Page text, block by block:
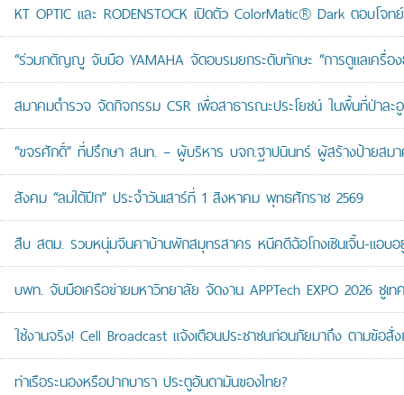
KT OPTIC และ RODENSTOCK เปิดตัว ColorMatic® Dark ตอบโจ
“ร่วมกตัญญู จับมือ YAMAHA จัดอบรมยกระดับทักษะ “การดูแลเครื่อ
สมาคมตำรวจ จัดกิจกรรม CSR เพื่อสาธารณะประโยชน์ ในพื้นที่ป่าละอู
“ขจรศักดิ์” ที่ปรึกษา สนท. – ผู้บริหาร บจก.ฐาปนินทร์ ผู้สร้างป้ายสม
สังคม “ลมใต้ปีก” ประจำวันเสาร์ที่ 1 สิงหาคม พุทธศักราช 2569
สืบ สตม. รวบหนุ่มจีนคาบ้านพักสมุทรสาคร หนีคดีฉ้อโกงเซินเจิ้น-แอบอ
บพท. จับมือเครือข่ายมหาวิทยาลัย จัดงาน APPTech EXPO 2026 ชูเ
ใช้งานจริง! Cell Broadcast แจ้งเตือนประชาชนก่อนภัยมาถึง ตามข้อสั่
ท่าเรือระนองหรือปากบารา ประตูอันดามันของไทย?